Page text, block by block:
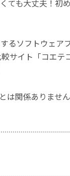
ても大丈夫！初
るソフトウェア
サイト「コエテ
は関係ありませ